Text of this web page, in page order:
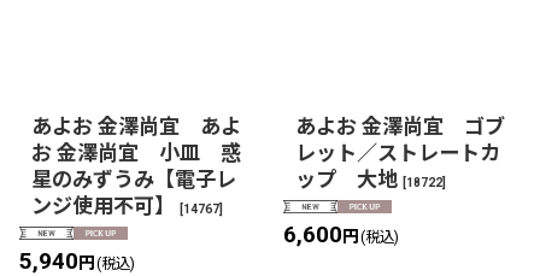
あよお 金澤尚宜 あよ
お 金澤尚宜 小皿 惑
星のみずうみ【電子レ
ンジ使用不可】
[14767]
5,940円 (税込)
あよお 金澤尚宜 ゴブ
レット／ストレートカ
ップ 大地 [18722]
6,600円 (税込)